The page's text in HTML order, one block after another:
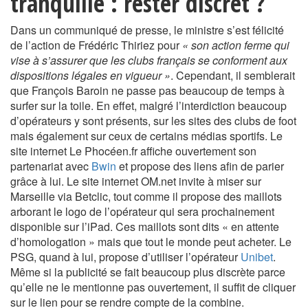
Dans un communiqué de presse, le ministre s’est félicité
de l’action de Frédéric Thiriez pour« son action ferme qui
vise à s’assurer que les clubs français se conforment aux
dispositions légales en vigueur ». Cependant, il semblerait
que François Baroin ne passe pas beaucoup de temps à
surfer sur la toile. En effet, malgré l’interdiction beaucoup
d’opérateurs y sont présents, sur les sites des clubs de foot
mais également sur ceux de certains médias sportifs. Le
site internet Le Phocéen.fr affiche ouvertement son
partenariat avec Bwin et propose des liens afin de parier
grâce à lui. Le site internet OM.net invite à miser sur
Marseille via Betclic, tout comme il propose des maillots
arborant le logo de l’opérateur qui sera prochainement
disponible sur l’iPad. Ces maillots sont dits « en attente
d’homologation » mais que tout le monde peut acheter. Le
PSG, quand à lui, propose d’utiliser l’opérateurUnibet.
Même si la publicité se fait beaucoup plus discrète parce
qu’elle ne le mentionne pas ouvertement, il suffit de cliquer
sur le lien pour se rendre compte de la combine.